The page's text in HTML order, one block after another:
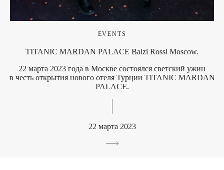
EVENTS
TITANIC MARDAN PALACE Balzi Rossi Moscow.
22 марта 2023 года в Москве состоялся светский ужин
в честь открытия нового отеля Турции TITANIC MARDAN
PALACE.
22 марта 2023